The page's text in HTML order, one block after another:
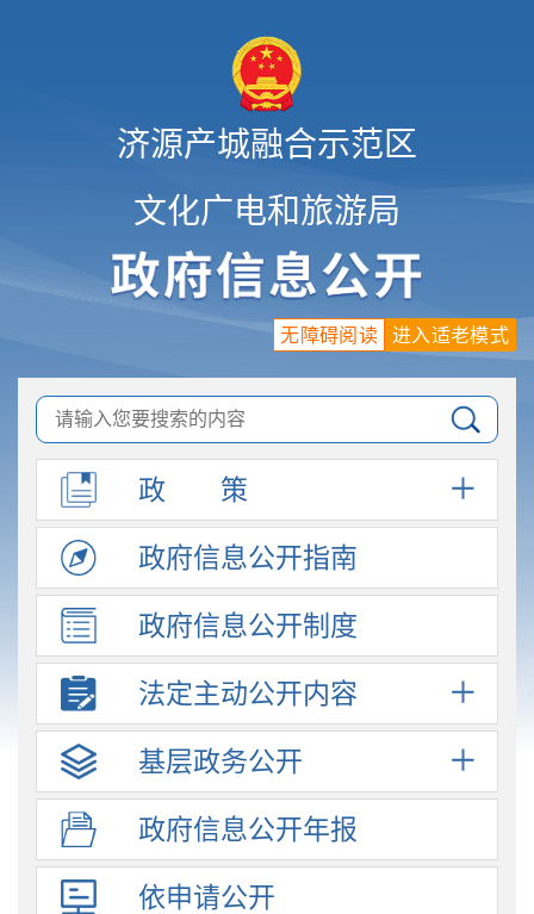
济源产城融合示范区
文化广电和旅游局
进入适老模式
无障碍阅读
政 策
政府信息公开指南
政府信息公开制度
法定主动公开内容
基层政务公开
政府信息公开年报
依申请公开